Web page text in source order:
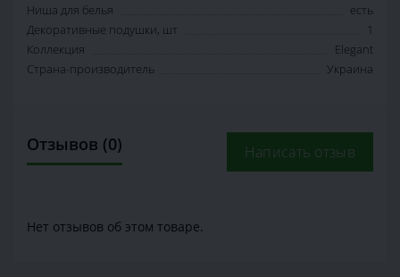
Ниша для белья
есть
Декоративные подушки, шт
1
Коллекция
Elegant
Страна-производитель
Украина
Отзывов (0) Написать отзыв
Нет отзывов об этом товаре.